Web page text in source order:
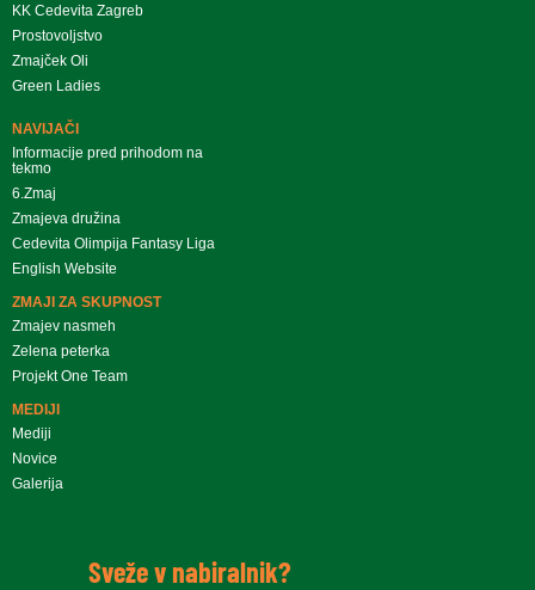
KK Cedevita Zagreb
Prostovoljstvo
Zmajček Oli
Green Ladies
NAVIJAČI
Informacije pred prihodom na
tekmo
6.Zmaj
Zmajeva družina
Cedevita Olimpija Fantasy Liga
English Website
ZMAJI ZA SKUPNOST
Zmajev nasmeh
Zelena peterka
Projekt One Team
MEDIJI
Mediji
Novice
Galerija
Sveže v nabiralnik?